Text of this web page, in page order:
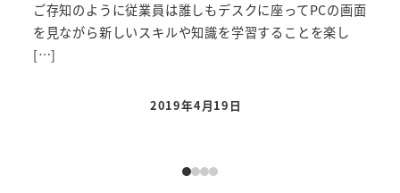
ご存知のように従業員は誰しもデスクに座ってPCの画面
を見ながら新しいスキルや知識を学習することを楽し
[…]
投稿日
2019年4月19日